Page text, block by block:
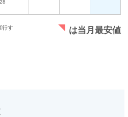
28
行す
は当月最安値